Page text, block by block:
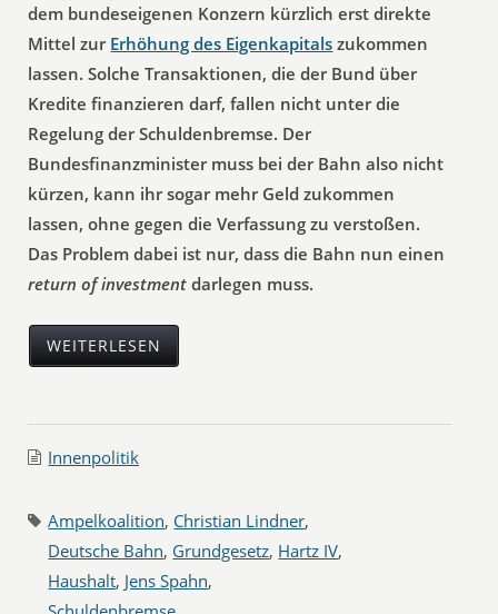
dem bundeseigenen Konzern kürzlich erst direkte
Mittel zur Erhöhung des Eigenkapitals zukommen
lassen. Solche Transaktionen, die der Bund über
Kredite finanzieren darf, fallen nicht unter die
Regelung der Schuldenbremse. Der
Bundesfinanzminister muss bei der Bahn also nicht
kürzen, kann ihr sogar mehr Geld zukommen
lassen, ohne gegen die Verfassung zu verstoßen.
Das Problem dabei ist nur, dass die Bahn nun einen
return of investment darlegen muss.
WEITERLESEN
Innenpolitik
Ampelkoalition, Christian Lindner,
Deutsche Bahn, Grundgesetz, Hartz IV,
Haushalt, Jens Spahn,